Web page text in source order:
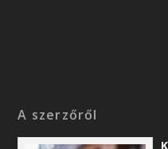
A szerzőről